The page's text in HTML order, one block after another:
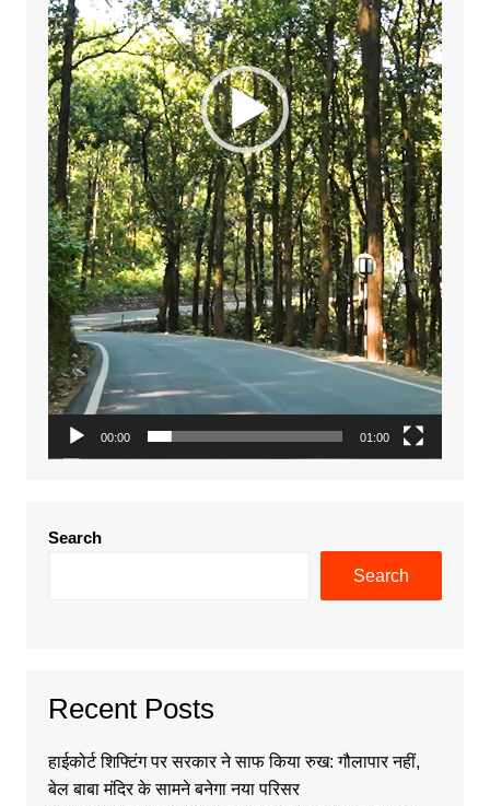
00:00 01:00
Search
Search
Recent Posts
हाईकोर्ट शिफ्टिंग पर सरकार ने साफ किया रुख: गौलापार नहीं,
बेल बाबा मंदिर के सामने बनेगा नया परिसर